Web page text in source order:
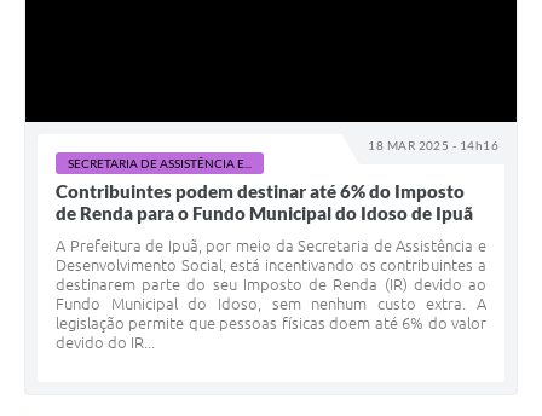
18 MAR 2025 - 14h16
SECRETARIA DE ASSISTÊNCIA E...
Contribuintes podem destinar até 6% do Imposto
de Renda para o Fundo Municipal do Idoso de Ipuã
A Prefeitura de Ipuã, por meio da Secretaria de Assistência e
Desenvolvimento Social, está incentivando os contribuintes a
destinarem parte do seu Imposto de Renda (IR) devido ao
Fundo Municipal do Idoso, sem nenhum custo extra. A
legislação permite que pessoas físicas doem até 6% do valor
devido do IR...